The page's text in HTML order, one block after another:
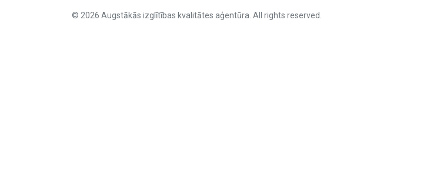
© 2026 Augstākās izglītības kvalitātes aģentūra. All rights reserved.